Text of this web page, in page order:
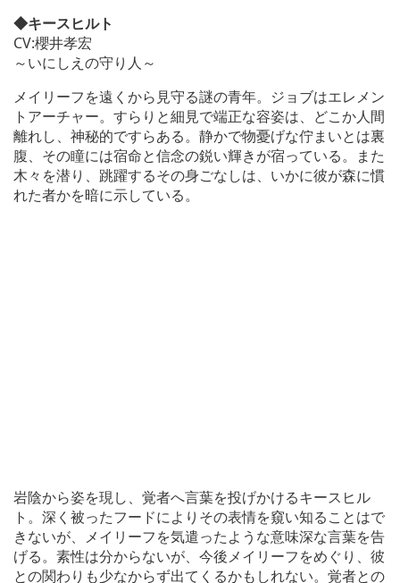
◆キースヒルト
CV:櫻井孝宏
～いにしえの守り人～
メイリーフを遠くから見守る謎の青年。ジョブはエレメン
トアーチャー。すらりと細見で端正な容姿は、どこか人間
離れし、神秘的ですらある。静かで物憂げな佇まいとは裏
腹、その瞳には宿命と信念の鋭い輝きが宿っている。また
木々を潜り、跳躍するその身ごなしは、いかに彼が森に慣
れた者かを暗に示している。
岩陰から姿を現し、覚者へ言葉を投げかけるキースヒル
ト。深く被ったフードによりその表情を窺い知ることはで
きないが、メイリーフを気遣ったような意味深な言葉を告
げる。素性は分からないが、今後メイリーフをめぐり、彼
との関わりも少なからず出てくるかもしれない。覚者との